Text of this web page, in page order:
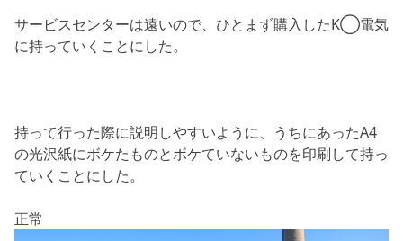
サービスセンターは遠いので、ひとまず購入したK◯電気
に持っていくことにした。
持って行った際に説明しやすいように、うちにあったA4
の光沢紙にボケたものとボケていないものを印刷して持っ
ていくことにした。
正常